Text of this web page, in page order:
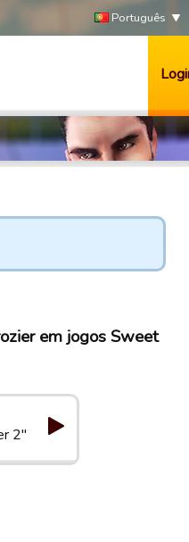
Português
em jogos Sweet
2"